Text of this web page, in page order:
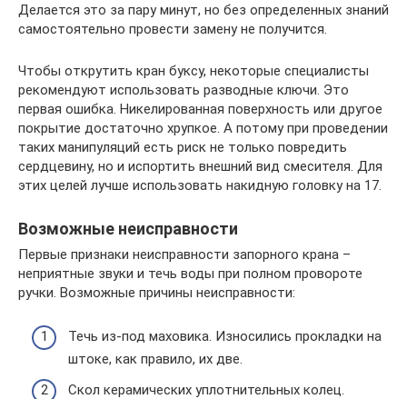
Делается это за пару минут, но без определенных знаний
самостоятельно провести замену не получится.
Чтобы открутить кран буксу, некоторые специалисты
рекомендуют использовать разводные ключи. Это
первая ошибка. Никелированная поверхность или другое
покрытие достаточно хрупкое. А потому при проведении
таких манипуляций есть риск не только повредить
сердцевину, но и испортить внешний вид смесителя. Для
этих целей лучше использовать накидную головку на 17.
Возможные неисправности
Первые признаки неисправности запорного крана –
неприятные звуки и течь воды при полном провороте
ручки. Возможные причины неисправности:
Течь из-под маховика. Износились прокладки на
штоке, как правило, их две.
Скол керамических уплотнительных колец.